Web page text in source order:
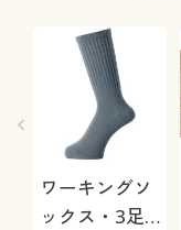
ワーキングソ
ックス・3足